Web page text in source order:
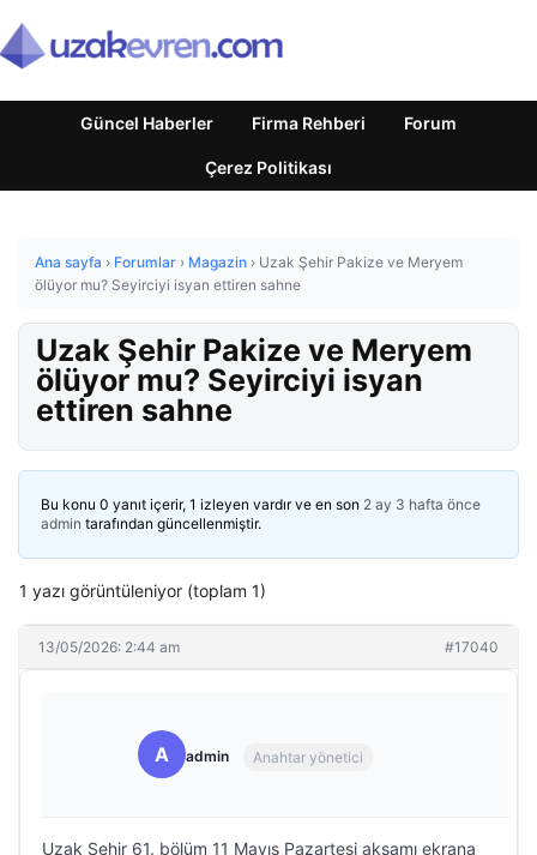
Güncel Haberler Firma Rehberi Forum
Çerez Politikası
Ana sayfa › Forumlar › Magazin › Uzak Şehir Pakize ve Meryem
ölüyor mu? Seyirciyi isyan ettiren sahne
Uzak Şehir Pakize ve Meryem
ölüyor mu? Seyirciyi isyan
ettiren sahne
Bu konu 0 yanıt içerir, 1 izleyen vardır ve en son 2 ay 3 hafta önce
admin tarafından güncellenmiştir.
1 yazı görüntüleniyor (toplam 1)
13/05/2026: 2:44 am #17040
A admin Anahtar yönetici
Uzak Şehir 61. bölüm 11 Mayıs Pazartesi akşamı ekrana